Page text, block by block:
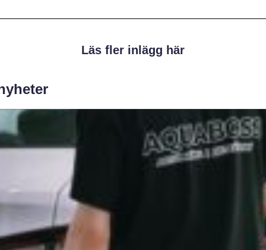
Läs fler inlägg här